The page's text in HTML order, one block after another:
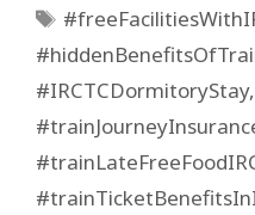
Tags
#IRCTCDormitoryStay,